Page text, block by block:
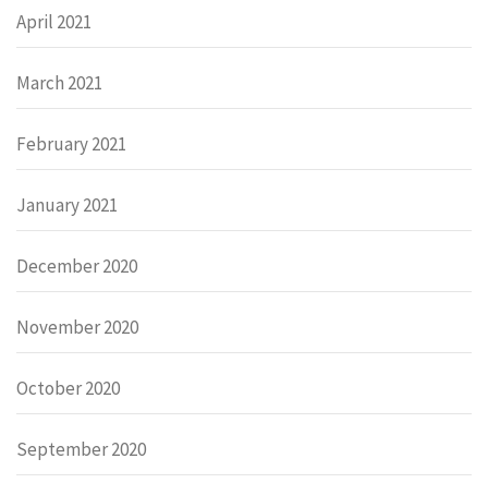
April 2021
March 2021
February 2021
January 2021
December 2020
November 2020
October 2020
September 2020